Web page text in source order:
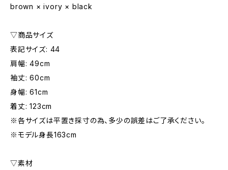
brown × ivory × black
▽商品サイズ
表記サイズ: 44
肩幅: 49cm
袖丈: 60cm
身幅: 61cm
着丈: 123cm
※各サイズは平置き採寸の為、多少の誤差はご了承ください。
※モデル身長163cm
▽素材